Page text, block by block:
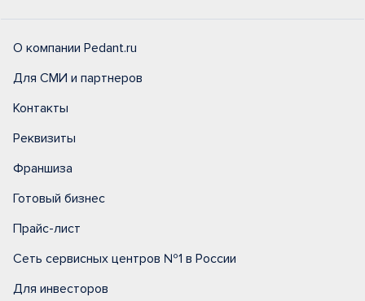
О компании Pedant.ru
Для СМИ и партнеров
Контакты
Реквизиты
Франшиза
Готовый бизнес
Прайс-лист
Сеть сервисных центров №1 в России
Для инвесторов